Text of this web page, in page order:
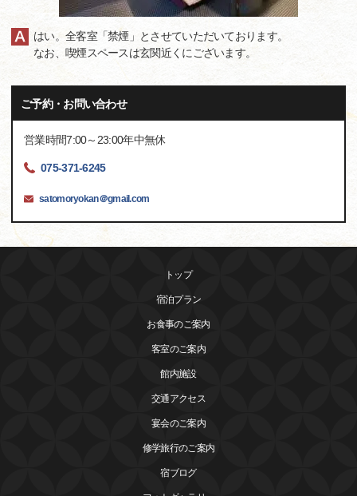
はい。全客室「禁煙」とさせていただいております。
なお、喫煙スペースは玄関近くにございます。
ご予約・お問い合わせ
営業時間7:00～23:00年中無休
075-371-6245
satomoryokan＠gmail.com
トップ
宿泊プラン
お食事のご案内
客室のご案内
館内施設
交通アクセス
宴会のご案内
修学旅行のご案内
宿ブログ